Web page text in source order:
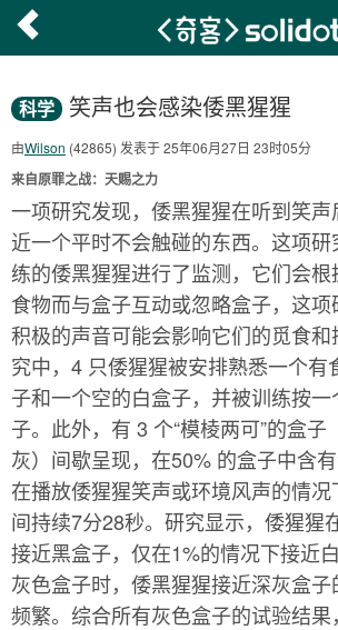
科学 笑声也会感染倭黑猩猩
由Wilson (42865) 发表于 25年06月27日 23时05分
来自原罪之战：天赐之力
一项研究发现，倭黑猩猩在听到笑
近一个平时不会触碰的东西。这项
练的倭黑猩猩进行了监测，它们会
食物而与盒子互动或忽略盒子，这
积极的声音可能会影响它们的觅食
究中，4 只倭猩猩被安排熟悉一个有
子和一个空的白盒子，并被训练按
子。此外，有 3 个“模棱两可”的盒
灰）间歇呈现，在50% 的盒子中含
在播放倭猩猩笑声或环境风声的情
间持续7分28秒。研究显示，倭猩猩
接近黑盒子，仅在1%的情况下接近
灰色盒子时，倭黑猩猩接近深灰盒
频繁。综合所有灰色盒子的试验结